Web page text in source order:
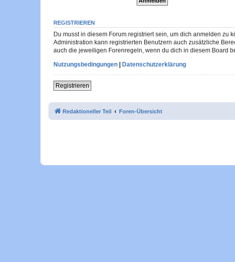
REGISTRIEREN
Du musst in diesem Forum registriert sein, um dich anmelden
Administration kann registrierten Benutzern auch zusätzliche
auch die jeweiligen Forenregeln, wenn du dich in diesem Board
Nutzungsbedingungen
Datenschutzerklärung
Registrieren
Redaktioneller Teil Foren-Übersicht